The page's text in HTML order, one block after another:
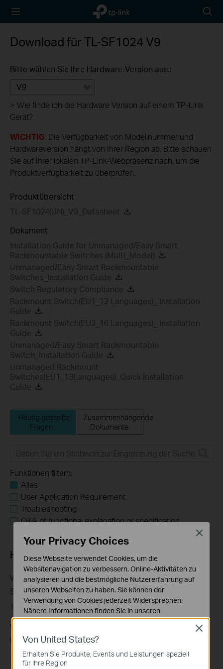
TP-Link,
Reliably
icon
Download fürTL-SF1024 V9
Bitte wählen Sie Ihre Hardware-Version aus.:
V9
> Wie finde ich die Hardware Version auf einem TP-Link
Gerät?
WICHTIG: Die Verfügbarkeit von Modellnummer und
Hardwareversion hängt von Ihrer Region ab. Bitte schauen
Sie auf Ihrer lokalen TP-Link-Webpräsenz nach, um die
Produktverfügbarkeit zu überprüfen.
Produktübersicht
TL-SF1024(UN)_V9_Datasheet
Dokument
Installation Guide for Unmanaged/Easy Smart
Rackmountable Switches (Multi_Model)
Unmanaged/Easy Smart Rackmountable
Switches_Installation Guide
Switch Regulatory Compliance
Rackmount Switch(EU1_12 Languages)_ Installation
Guide
Rackmount Switch(EU2_16 Languages)_ Installation
Guide
Unmanaged/Easy Smart Rackmountable
Switch_Installation Guide
Unmanaged Rackmount
Switches(EU1_13Languages)_Quick Installation
Guide
Häufig gestellte
Fragen
Zusammenhängende
Dokumente
Funktionen filtern:
Alles
User Application Requirement
Troubleshooting
Q&A of functional explanation or specification
Häufig gestellte Fragen
What Are the Differences in Features and Application
Scenarios Among Various Series Switches
views
Why Are the Ethernet LED Indicators Off on My TP-Link
Unmanaged Switch?
07-17-2026 415708views
Von United States?
Erhalten Sie Produkte, Events und Leistungen speziell
für Ihre Region
Close
Your Privacy Choices
Diese Webseite verwendet Cookies, um die
Websitenavigation zu verbessern, Online-Aktivitäten zu
analysieren und die bestmögliche Nutzererfahrung auf
unseren Webseiten zu haben. Sie können der
Verwendung von Cookies jederzeit Widersprechen.
Nähere Informationen finden Sie in unseren
Datenschutzhinweisen.
Notwendige Cookies
erforderlich und können in Ihren Systemen nicht
Close